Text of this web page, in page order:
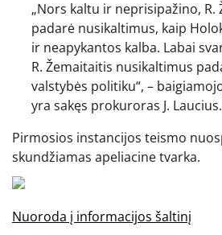
„Nors kaltu ir neprisipažino, R.
padarė nusikaltimus, kaip
ir neapykantos kalba. Labai
R. Žemaitaitis nusikaltimus
valstybės politiku“, –
yra sakęs prokuroras J. Laucius.
Pirmosios instancijos teismo
skundžiamas apeliacine tvarka.
Nuoroda į informacijos šaltinį